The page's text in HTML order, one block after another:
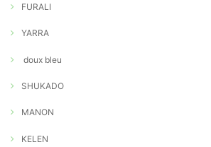
FURALI
YARRA
doux bleu
SHUKADO
MANON
KELEN